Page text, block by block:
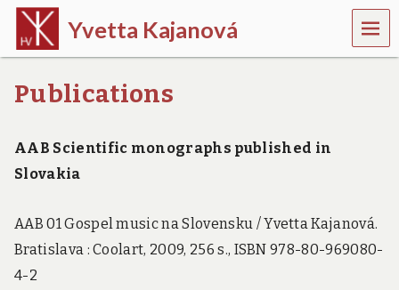
Yvetta Kajanová
m
u
s
o
l
o
i
s
t
MEN
U
Publications
AAB Scientific monographs published in
Slovakia
AAB 01 Gospel music na Slovensku / Yvetta Kajanová.
Bratislava : Coolart, 2009, 256 s., ISBN 978-80-969080-
4-2